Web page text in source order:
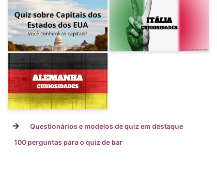
→
Questionários e modelos de quiz em destaque
100 perguntas para o quiz de bar